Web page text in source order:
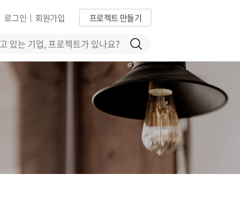
프로젝트 만들기
회원가입
|
로그인